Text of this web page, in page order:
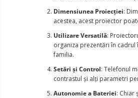
Dimensiunea Proiecției:
acestea, acest proiector
Utilizare Versatilă:
organiza prezentări în
familia.
Setări și Control: Telefonul
contrastul și alți parametri
Autonomie a Bateriei: Chiar